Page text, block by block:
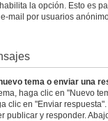
la opción. Esto es
mail por usuarios
tema o enviar una
haga clic en "Nuevo
clic en "Enviar
publicar y responder.